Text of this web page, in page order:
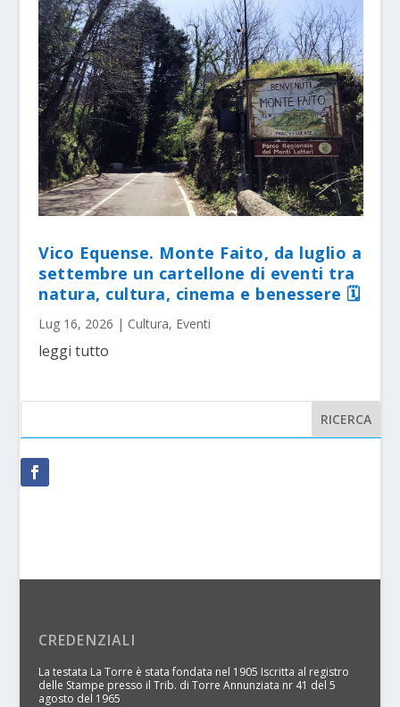
Vico Equense. Monte Faito, da luglio a
settembre un cartellone di eventi tra
natura, cultura, cinema e benessere 🗓
Lug 16, 2026 | Cultura, Eventi
leggi tutto
CREDENZIALI
La testata La Torre è stata fondata nel 1905 Iscritta al registro
delle Stampe presso il Trib. di Torre Annunziata nr 41 del 5
agosto del 1965